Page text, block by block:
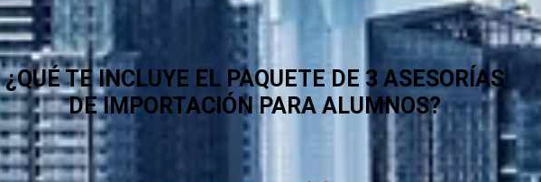
¿QUÉ TE INCLUYE EL PAQUETE DE 3 ASESORÍAS
DE IMPORTACIÓN PARA ALUMNOS?